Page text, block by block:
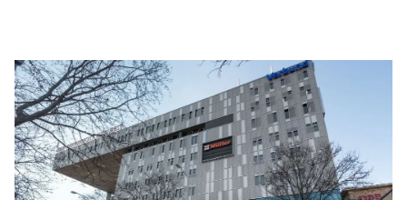
Link zur Seite Office Center am Westbahnhof - Büros in